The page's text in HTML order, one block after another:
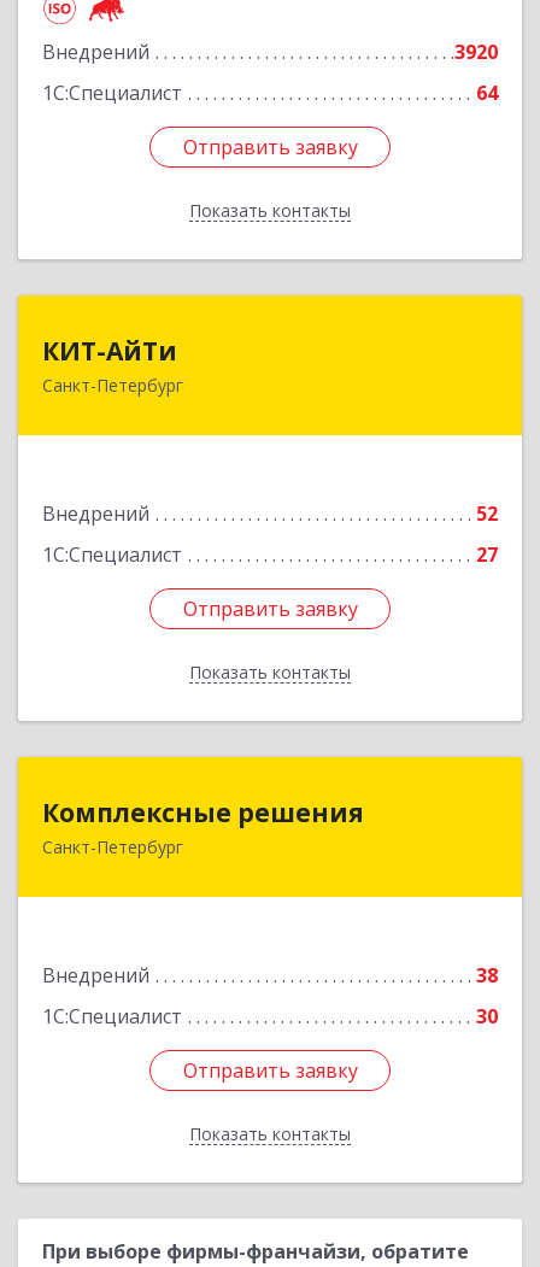
Внедрений
3920
1С:Специалист
64
Отправить заявку
Показать контакты
Отправить заявку
Назад
КИТ-АйТи
Санкт-Петербург
Внедрений
52
1С:Специалист
27
Отправить заявку
Показать контакты
194044, Санкт-Петербург г, Смолячкова ул, дом
Отправить заявку
Назад
Комплексные решения
Санкт-Петербург
Внедрений
38
1С:Специалист
30
Отправить заявку
Показать контакты
194044, Санкт-Петербург г, Беловодский пер,
Отправить заявку
Назад
При выборе фирмы-франчайзи, обратите